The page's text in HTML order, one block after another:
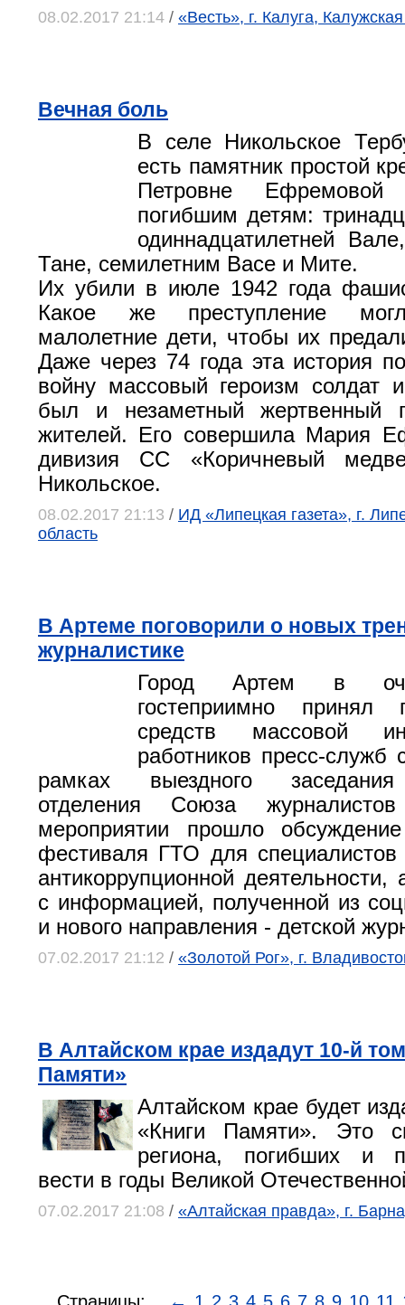
08.02.2017 21:14 / «Весть», г. Калуга,
Вечная боль
В селе Никольское
есть памятник простой
Петровне
погибшим детям:
одиннадцатилетней
Тане, семилетним Васе и Мите.
Их убили в июле 1942 года
Какое же преступление
малолетние дети, чтобы их
Даже через 74 года эта история
войну массовый героизм солдат
был и незаметный жертвенный
жителей. Его совершила Мария
дивизия СС «Коричневый
Никольское.
08.02.2017 21:13 / ИД «Липецкая газета», г.
область
В Артеме поговорили о новых
журналистике
Город Артем в
гостеприимно принял
средств массовой
работников пресс-служб
рамках выездного заседания
отделения Союза
мероприятии прошло
фестиваля ГТО для
антикоррупционной
с информацией, полученной из
и нового направления - детской
07.02.2017 21:12 / «Золотой Рог», г.
В Алтайском крае издадут 10-й
Памяти»
Алтайском крае будет
«Книги Памяти». Это
региона, погибших и
вести в годы Великой
07.02.2017 21:08 / «Алтайская правда», г.